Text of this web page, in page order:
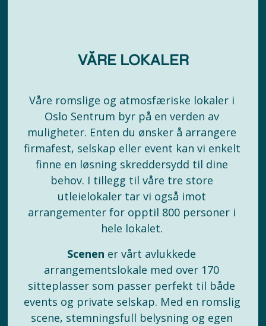
VÅRE LOKALER
Våre romslige og atmosfæriske lokaler i
Oslo Sentrum byr på en verden av
muligheter. Enten du ønsker å arrangere
firmafest, selskap eller event kan vi enkelt
finne en løsning skreddersydd til dine
behov. I tillegg til våre tre store
utleielokaler tar vi også imot
arrangementer for opptil 800 personer i
hele lokalet.
Scenen er vårt avlukkede
arrangementslokale med over 170
sitteplasser som passer perfekt til både
events og private selskap. Med en romslig
scene, stemningsfull belysning og egen